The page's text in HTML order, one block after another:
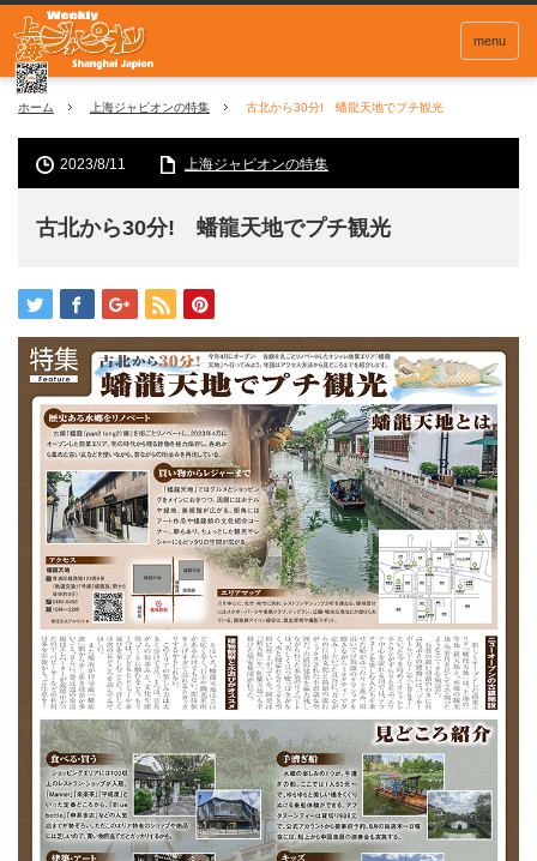
menu
ホーム 上海ジャピオンの特集 古北から30分! 蟠龍天地でプチ観光
2023/8/11 上海ジャピオンの特集
古北から30分! 蟠龍天地でプチ観光